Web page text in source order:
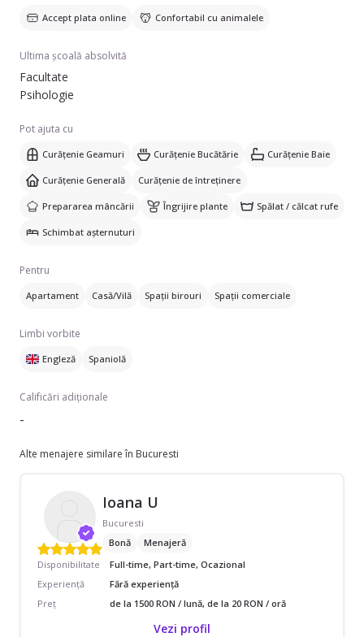
Accept plata online Confortabil cu animalele
Ultima școală absolvită
Facultate
Psihologie
Pot ajuta cu
Curățenie Geamuri Curățenie Bucătărie Curățenie Baie
Curățenie Generală Curățenie de întreținere
Prepararea mâncării Îngrijire plante Spălat / călcat rufe
Schimbat așternuturi
Pentru
Apartament Casă/Vilă Spații birouri Spații comerciale
Limbi vorbite
Engleză Spaniolă
Calificări adiționale
-
Alte menajere similare în Bucuresti
Ioana U
Bucuresti
Bonă
Menajeră
Disponibilitate
Full-time, Part-time, Ocazional
Experiență
Fără experiență
Preț
de la 1500 RON / lună, de la 20 RON / oră
Vezi profil